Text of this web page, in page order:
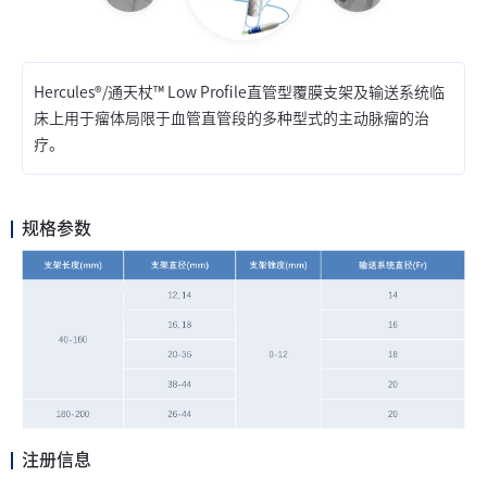
Hercules®/通天杖™ Low Profile直管型覆膜支架及输送系统临
床上用于瘤体局限于血管直管段的多种型式的主动脉瘤的治
疗。
规格参数
注册信息